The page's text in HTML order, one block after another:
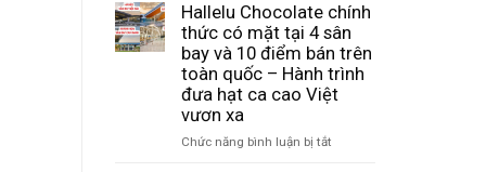
Hallelu Chocolate chính
thức có mặt tại 4 sân
bay và 10 điểm bán trên
toàn quốc – Hành trình
đưa hạt ca cao Việt
vươn xa
Chức năng bình luận bị tắt